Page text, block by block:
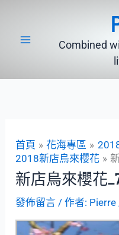
Combined
首頁 花海專區
2018新店烏來櫻花
新店烏來櫻花
發佈留言 / 作者: Pierre